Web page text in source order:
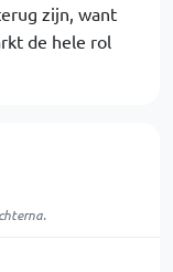
zijn, want
de hele rol